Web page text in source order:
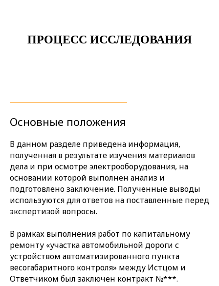
ПРОЦЕСС ИССЛЕДОВАНИЯ
Основные положения
В данном разделе приведена информация,
полученная в результате изучения материалов
дела и при осмотре электрооборудования, на
основании которой выполнен анализ и
подготовлено заключение. Полученные выводы
используются для ответов на поставленные перед
экспертизой вопросы.
В рамках выполнения работ по капитальному
ремонту «участка автомобильной дороги с
устройством автоматизированного пункта
весогабаритного контроля» между Истцом и
Ответчиком был заключен контракт №***.